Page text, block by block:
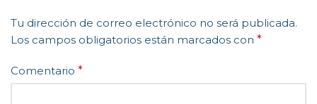
Tu dirección de correo electrónico no será publicada.
Los campos obligatorios están marcados con *
Comentario *